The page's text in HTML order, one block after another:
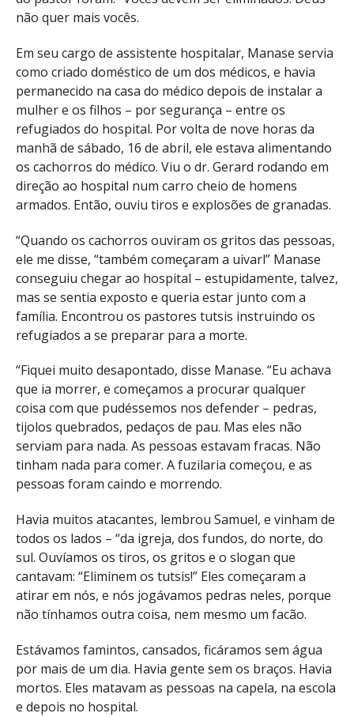
não quer mais vocês.
Em seu cargo de assistente hospitalar, Manase servia
como criado doméstico de um dos médicos, e havia
permanecido na casa do médico depois de instalar a
mulher e os filhos – por segurança – entre os
refugiados do hospital. Por volta de nove horas da
manhã de sábado, 16 de abril, ele estava alimentando
os cachorros do médico. Viu o dr. Gerard rodando em
direção ao hospital num carro cheio de homens
armados. Então, ouviu tiros e explosões de granadas.
“Quando os cachorros ouviram os gritos das pessoas,
ele me disse, “também começaram a uivarl” Manase
conseguiu chegar ao hospital – estupidamente, talvez,
mas se sentia exposto e queria estar junto com a
família. Encontrou os pastores tutsis instruindo os
refugiados a se preparar para a morte.
“Fiquei muito desapontado, disse Manase. “Eu achava
que ia morrer, e começamos a procurar qualquer
coisa com que pudéssemos nos defender – pedras,
tijolos quebrados, pedaços de pau. Mas eles não
serviam para nada. As pessoas estavam fracas. Não
tinham nada para comer. A fuzilaria começou, e as
pessoas foram caindo e morrendo.
Havia muitos atacantes, lembrou Samuel, e vinham de
todos os lados – “da igreja, dos fundos, do norte, do
sul. Ouvíamos os tiros, os gritos e o slogan que
cantavam: “Eliminem os tutsis!” Eles começaram a
atirar em nós, e nós jogávamos pedras neles, porque
não tínhamos outra coisa, nem mesmo um facão.
Estávamos famintos, cansados, ficáramos sem água
por mais de um dia. Havia gente sem os braços. Havia
mortos. Eles matavam as pessoas na capela, na escola
e depois no hospital.